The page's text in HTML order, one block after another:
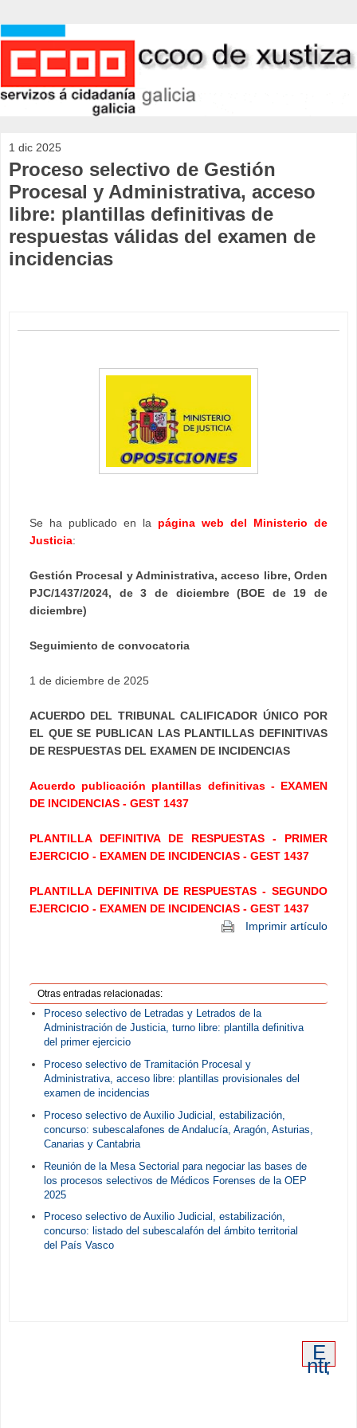
1 dic 2025
Proceso selectivo de Gestión
Procesal y Administrativa, acceso
libre: plantillas definitivas de
respuestas válidas del examen de
incidencias
Se ha publicado en la página web del Ministerio de
Justicia:
Gestión Procesal y Administrativa, acceso libre, Orden
PJC/1437/2024, de 3 de diciembre (BOE de 19 de
diciembre)
Seguimiento de convocatoria
1 de diciembre de 2025
ACUERDO DEL TRIBUNAL CALIFICADOR ÚNICO POR
EL QUE SE PUBLICAN LAS PLANTILLAS DEFINITIVAS
DE RESPUESTAS DEL EXAMEN DE INCIDENCIAS
Acuerdo publicación plantillas definitivas - EXAMEN
DE INCIDENCIAS - GEST 1437
PLANTILLA DEFINITIVA DE RESPUESTAS - PRIMER
EJERCICIO - EXAMEN DE INCIDENCIAS - GEST 1437
PLANTILLA DEFINITIVA DE RESPUESTAS - SEGUNDO
EJERCICIO - EXAMEN DE INCIDENCIAS - GEST 1437
Imprimir artículo
Otras entradas relacionadas:
Proceso selectivo de Letradas y Letrados de la
Administración de Justicia, turno libre: plantilla definitiva
del primer ejercicio
Proceso selectivo de Tramitación Procesal y
Administrativa, acceso libre: plantillas provisionales del
examen de incidencias
Proceso selectivo de Auxilio Judicial, estabilización,
concurso: subescalafones de Andalucía, Aragón, Asturias,
Canarias y Cantabria
Reunión de la Mesa Sectorial para negociar las bases de
los procesos selectivos de Médicos Forenses de la OEP
2025
Proceso selectivo de Auxilio Judicial, estabilización,
concurso: listado del subescalafón del ámbito territorial
del País Vasco
E
ntr
ad